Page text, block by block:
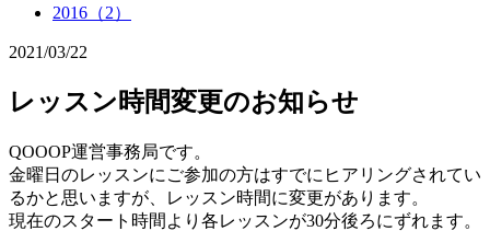
2016（2）
2021/03/22
レッスン時間変更のお知らせ
QOOOP運営事務局です。
金曜日のレッスンにご参加の方はすでにヒアリングされてい
るかと思いますが、レッスン時間に変更があります。
現在のスタート時間より各レッスンが30分後ろにずれます。